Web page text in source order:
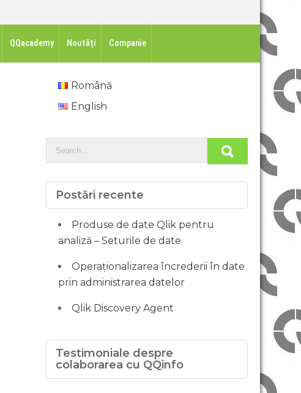
QQacademy Noutăți Companie
Română
English
Postări recente
Produse de date Qlik pentru
analiză – Seturile de date
Operaționalizarea încrederii în date
prin administrarea datelor
Qlik Discovery Agent
Testimoniale despre
colaborarea cu QQinfo